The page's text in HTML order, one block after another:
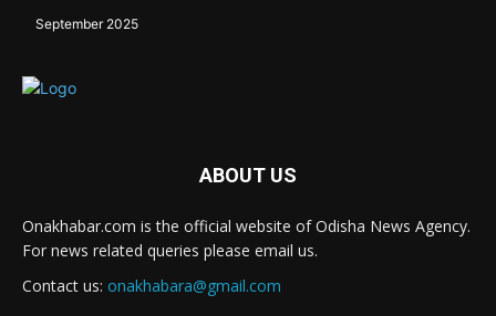
September 2025
ABOUT US
Onakhabar.com is the official website of Odisha News Agency.
For news related queries please email us.
Contact us: onakhabara@gmail.com